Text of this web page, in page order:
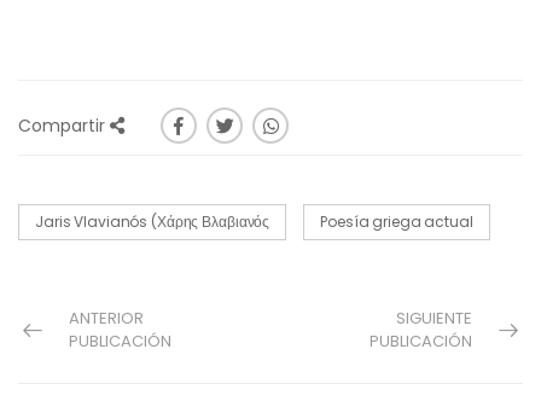
Compartir
Jaris Vlavianós (Χάρης Βλαβιανός Poesía griega actual
ANTERIOR
PUBLICACIÓN
SIGUIENTE
PUBLICACIÓN